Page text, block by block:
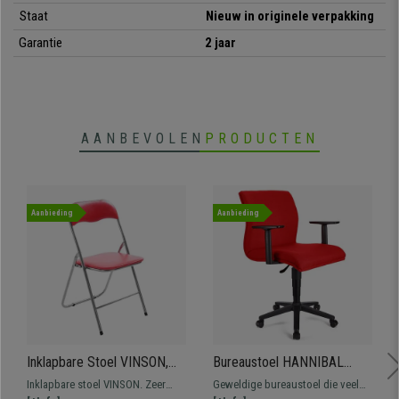
• Robuust verchroomd metalen onderstel, belastbaar tot 120 kg
Staat
Nieuw in originele verpakking
Garantie
2 jaar
AANBEVOLEN PRODUCTEN
Aanbieding
Inklapbare Stoel VINSON,
Grijze Metalen Structuur,
Inklapbare stoel VINSON. Zeer
Aanbieding
Bureaustoel HANNIBAL
BASE, Verstelbare
Geweldige bureaustoel die veel